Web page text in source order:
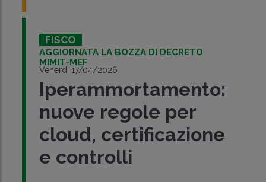
FISCO
AGGIORNATA LA BOZZA DI DECRETO
MIMIT-MEF
Venerdì 17/04/2026
Iperammortamento:
nuove regole per
cloud, certificazione
e controlli